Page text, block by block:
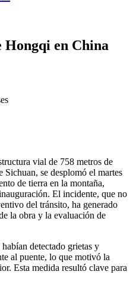
Hongqi en China
vial de 758 metros de
se desplomó el martes
de tierra en la montaña,
El incidente, que no
del tránsito, ha generado
la obra y la evaluación de
detectado grietas y
al puente, lo que motivó la
Esta medida resultó clave para